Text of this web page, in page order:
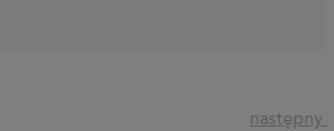
następny